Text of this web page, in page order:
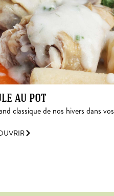
au pot
classique de nos hivers dans vos